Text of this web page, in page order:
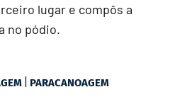
lugar e compôs a
no pódio.
| PARACANOAGEM